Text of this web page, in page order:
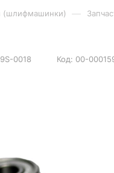
(шлифмашинки) —
0018 Код: 00-